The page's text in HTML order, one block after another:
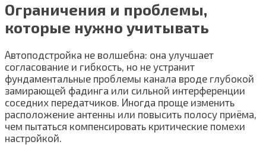
Ограничения и проблемы,
которые нужно учитывать
Автоподстройка не волшебна: она улучшает
согласование и гибкость, но не устранит
фундаментальные проблемы канала вроде глубокой
замирающей фадинга или сильной интерференции
соседних передатчиков. Иногда проще изменить
расположение антенны или повысить полосу приёма,
чем пытаться компенсировать критические помехи
настройкой.